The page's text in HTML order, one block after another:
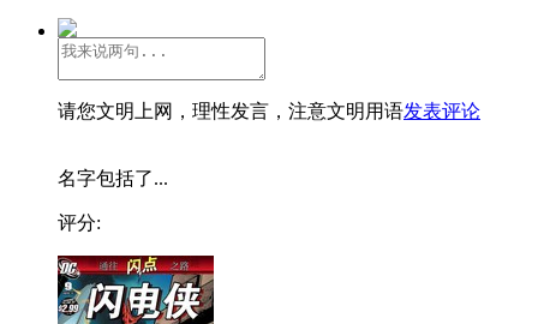
请您文明上网，理性发言，注意文明用语发表评论
名字包括了...
评分: